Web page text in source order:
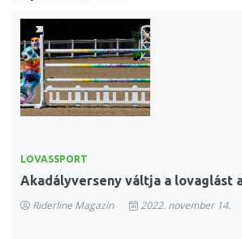
LOVASSPORT
Akadályverseny váltja a lovaglást
Riderline Magazin 2022. november 14.